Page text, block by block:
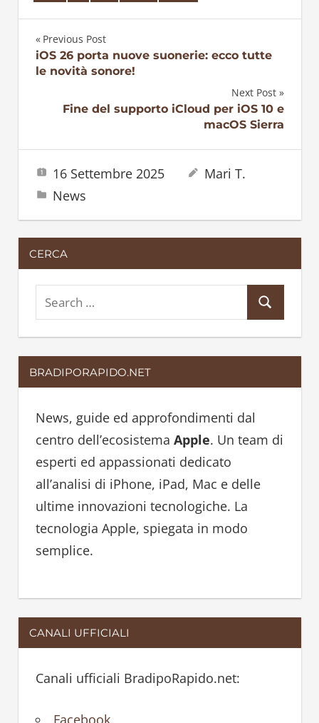
Navigazione
Previous Post
iOS 26 porta nuove suonerie: ecco tutte
le novità sonore!
Next Post
Fine del supporto iCloud per iOS 10 e
macOS Sierra
16 Settembre 2025
Mari T.
News
CERCA
e
a
c
e
a
BRADIPORAPIDO.NET
News, guide ed approfondimenti dal
centro dell’ecosistema Apple. Un team di
esperti ed appassionati dedicato
all’analisi di iPhone, iPad, Mac e delle
ultime innovazioni tecnologiche. La
tecnologia Apple, spiegata in modo
semplice.
CANALI UFFICIALI
Canali ufficiali BradipoRapido.net: